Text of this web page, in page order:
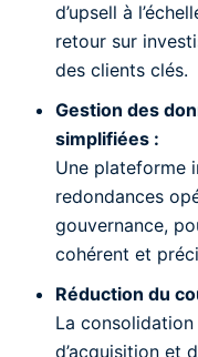
d’upsell à
retour sur
des clients clés.
Gestion des
simplifiées :
Une plateforme
redondances
gouvernance,
cohérent et
Réduction du
La
d’acquisition et